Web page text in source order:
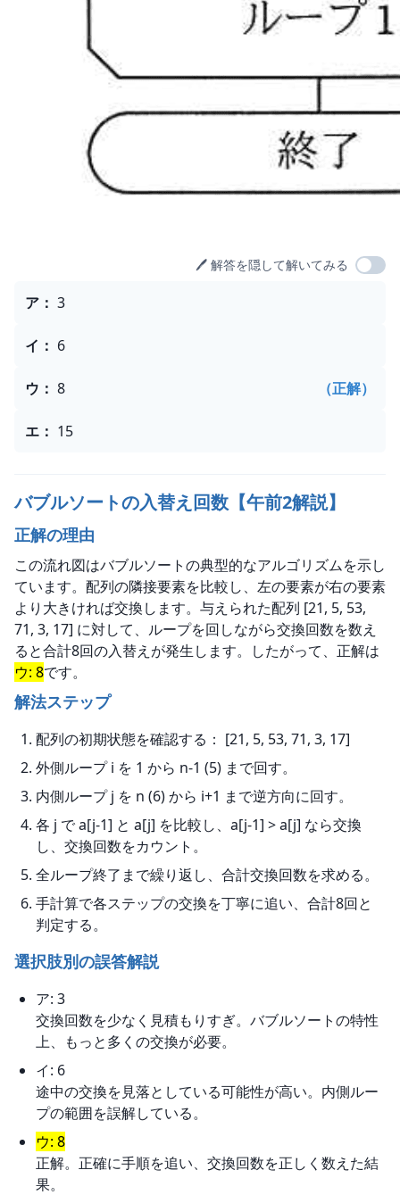
🖊️ 解答を隠して解いてみる
選択肢
ア ： 3
イ ： 6
ウ ： 8 （正解）
エ ： 15
バブルソートの入替え回数【午前2解説】
正解の理由
この流れ図はバブルソートの典型的なアルゴリズムを示し
ています。配列の隣接要素を比較し、左の要素が右の要素
より大きければ交換します。与えられた配列 [21, 5, 53,
71, 3, 17] に対して、ループを回しながら交換回数を数え
ると合計8回の入替えが発生します。したがって、正解は
ウ: 8です。
解法ステップ
配列の初期状態を確認する： [21, 5, 53, 71, 3, 17]
外側ループ i を 1 から n-1 (5) まで回す。
内側ループ j を n (6) から i+1 まで逆方向に回す。
各 j で a[j-1] と a[j] を比較し、a[j-1] > a[j] なら交換
し、交換回数をカウント。
全ループ終了まで繰り返し、合計交換回数を求める。
手計算で各ステップの交換を丁寧に追い、合計8回と
判定する。
選択肢別の誤答解説
ア: 3
交換回数を少なく見積もりすぎ。バブルソートの特性
上、もっと多くの交換が必要。
イ: 6
途中の交換を見落としている可能性が高い。内側ルー
プの範囲を誤解している。
ウ: 8
正解。正確に手順を追い、交換回数を正しく数えた結
果。